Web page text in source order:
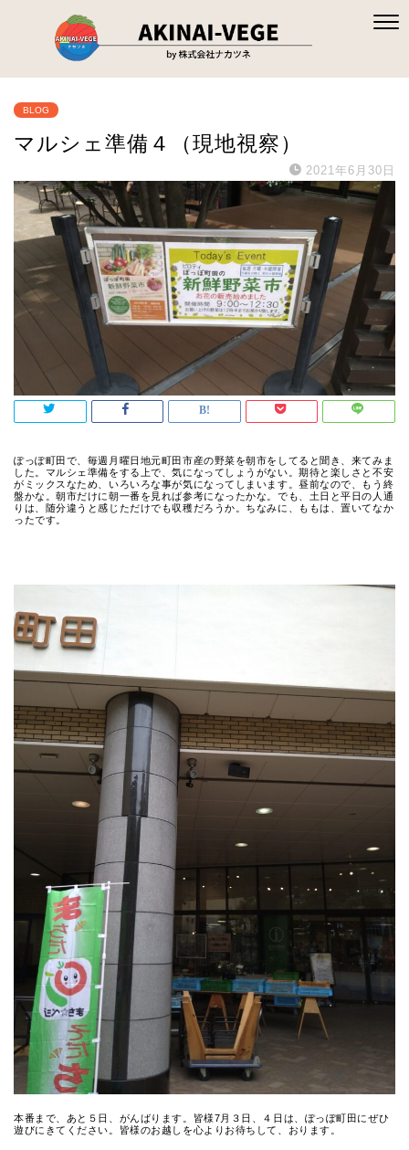
BLOG
マルシェ準備４（現地視察）
2021年6月30日
ぽっぽ町田で、毎週月曜日地元町田市産の野菜を朝市をしてると聞き、来てみま
した。マルシェ準備をする上で、気になってしょうがない。期待と楽しさと不安
がミックスなため、いろいろな事が気になってしまいます。昼前なので、もう終
盤かな。朝市だけに朝一番を見れば参考になったかな。でも、土日と平日の人通
りは、随分違うと感じただけでも収穫だろうか。ちなみに、ももは、置いてなか
ったです。
本番まで、あと５日、がんばります。皆様7月３日、４日は、ぽっぽ町田にぜひ
遊びにきてください。皆様のお越しを心よりお待ちして、おります。